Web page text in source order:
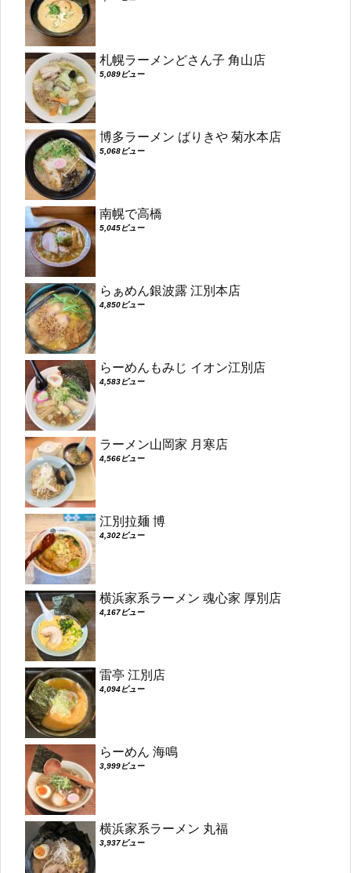
札幌ラーメンどさん子 角山店
5,089ビュー
博多ラーメン ばりきや 菊水本店
5,068ビュー
南幌で高橋
5,045ビュー
らぁめん銀波露 江別本店
4,850ビュー
らーめんもみじ イオン江別店
4,583ビュー
ラーメン山岡家 月寒店
4,566ビュー
江別拉麺 博
4,302ビュー
横浜家系ラーメン 魂心家 厚別店
4,167ビュー
雷亭 江別店
4,094ビュー
らーめん 海鳴
3,999ビュー
横浜家系ラーメン 丸福
3,937ビュー